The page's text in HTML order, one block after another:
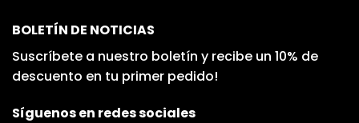
BOLETÍN DE NOTICIAS
Suscríbete a nuestro boletín y recibe un 10% de
descuento en tu primer pedido!
Síguenos en redes sociales